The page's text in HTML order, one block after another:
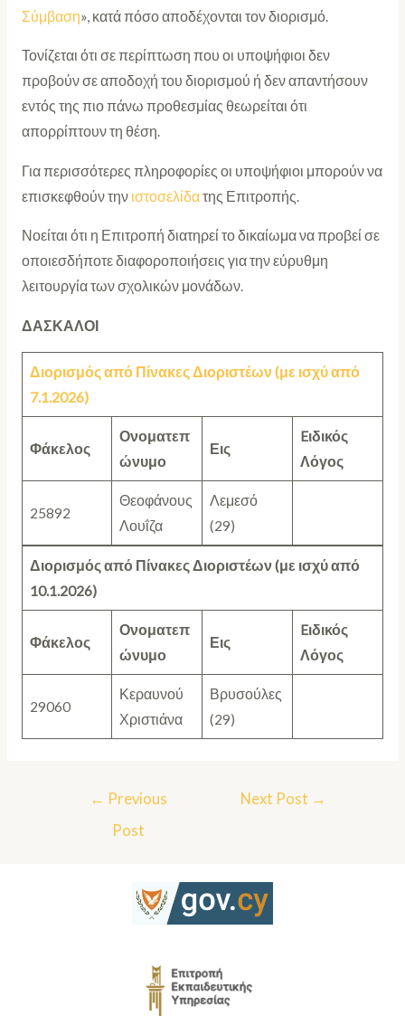
Σύμβαση», κατά πόσο αποδέχονται τον διορισμό.
Τονίζεται ότι σε περίπτωση που οι υποψήφιοι δεν
προβούν σε αποδοχή του διορισμού ή δεν απαντήσουν
εντός της πιο πάνω προθεσμίας θεωρείται ότι
απορρίπτουν τη θέση.
Για περισσότερες πληροφορίες οι υποψήφιοι μπορούν να
επισκεφθούν την ιστοσελίδατης Επιτροπής.
Νοείται ότι η Επιτροπή διατηρεί το δικαίωμα να προβεί σε
οποιεσδήποτε διαφοροποιήσεις για την εύρυθμη
λειτουργία των σχολικών μονάδων.
ΔΑΣΚΑΛΟΙ
Διορισμός από Πίνακες Διοριστέων (με ισχύ από
7.1.2026)
Φάκελος
Ονοματεπ
ώνυμο
Εις
Eιδικός
Λόγος
25892
Θεοφάνους
Λουΐζα
Λεμεσό
(29)
Διορισμός από Πίνακες Διοριστέων (με ισχύ από
10.1.2026)
Φάκελος
Ονοματεπ
ώνυμο
Εις
Eιδικός
Λόγος
29060
Κεραυνού
Χριστιάνα
Βρυσούλες
(29)
← Previous
Post
Next Post →